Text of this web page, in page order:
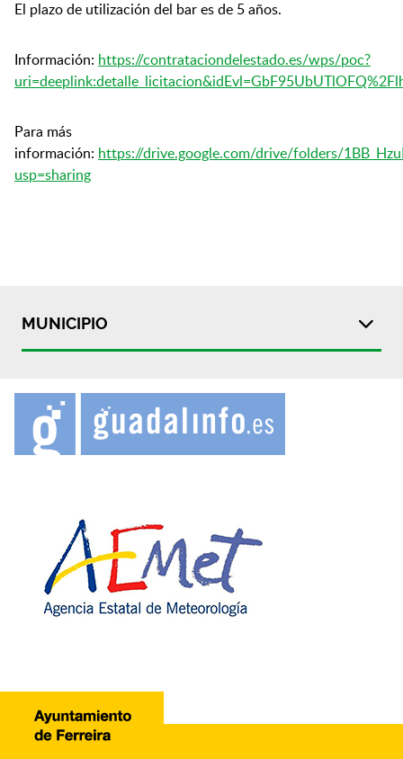
El plazo de utilización del bar es de 5 años.
Información: https://contrataciondelestado.es/wps/poc?
Para más
información: https://drive.google.com/drive/folders/
usp=sharing
MUNICIPIO